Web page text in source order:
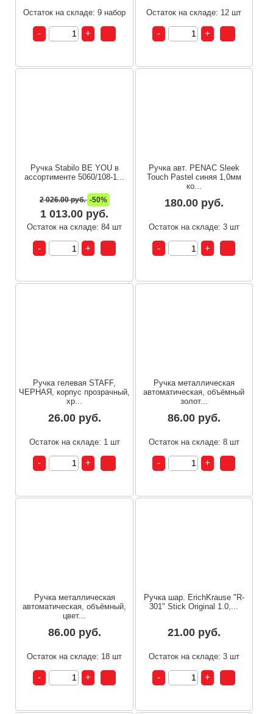
Остаток на складе: 9 набор Остаток на складе: 12 шт
Ручка Stabilo BE YOU в
ассортименте 5060/108-1...
2 026.00 руб. -50%
1 013.00 руб.
Остаток на складе: 84 шт
Ручка авт. PENAC Sleek
Touch Pastel синяя 1,0мм
ко...
180.00 руб.
Остаток на складе: 3 шт
Ручка гелевая STAFF,
ЧЕРНАЯ, корпус прозрачный,
хр...
26.00 руб.
Остаток на складе: 1 шт
Ручка металлическая
автоматическая, объёмный
золот...
86.00 руб.
Остаток на складе: 8 шт
Ручка металлическая
автоматическая, объёмный,
цвет...
86.00 руб.
Остаток на складе: 18 шт
Ручка шар. ErichKrause "R-
301" Stick Original 1.0,...
21.00 руб.
Остаток на складе: 3 шт